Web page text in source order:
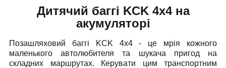
Дитячий баггі KCK 4x4 на
акумуляторі
Позашляховий баггі KCK 4x4- це мрія кожного
маленького автолюбителя та шукача пригод на
складних маршрутах. Керувати цим транспортним